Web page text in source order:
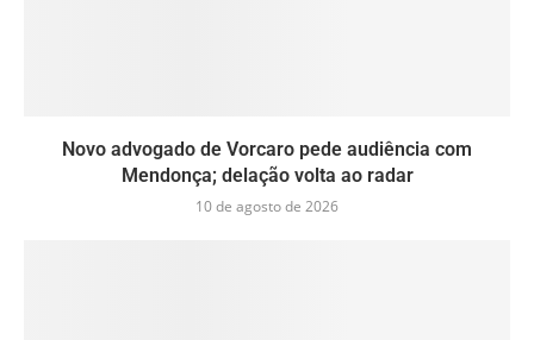
Novo advogado de Vorcaro pede audiência com
Mendonça; delação volta ao radar
10 de agosto de 2026